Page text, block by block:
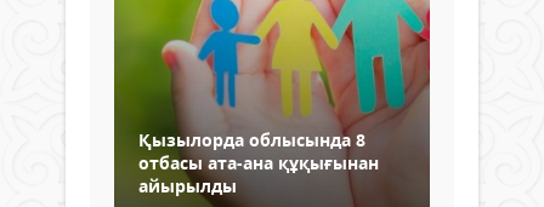
Қызылорда облысында 8
отбасы ата-ана құқығынан
айырылды